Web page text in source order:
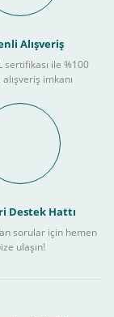
Alışveriş
sertifikası ile %100
imkanı
Destek Hattı
sorular için hemen
ulaşın!